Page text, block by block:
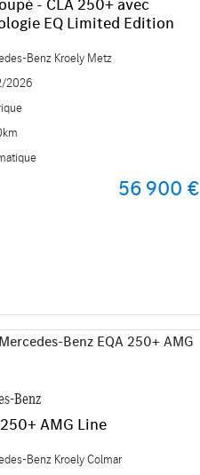
- CLA 250+ avec
EQ Limited Edition
Benz Kroely Metz
2026
56 900 €
Benz
AMG Line
Benz Kroely Colmar